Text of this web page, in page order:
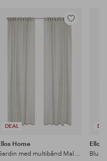
DEAL
Legg
Home
Gardin med multibånd Malva 2-pk i 100% lin
Ellos